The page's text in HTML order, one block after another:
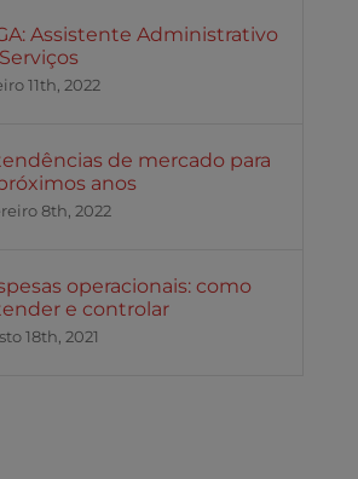
Assistente Administrativo
11th, 2022
de mercado para
anos
8th, 2022
operacionais: como
e controlar
18th, 2021